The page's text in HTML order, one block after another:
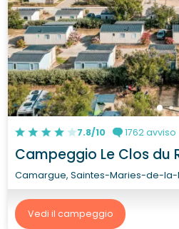
7.8/10 1762 avviso
Campeggio Le Clos du
Camargue, Saintes-Maries-de-la-
Vedi il campeggio